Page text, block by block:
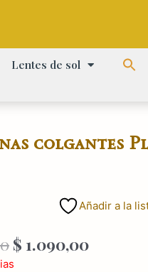
Lentes de sol
colgantes
Añadir a la
El
precio
$ 1.090,00El